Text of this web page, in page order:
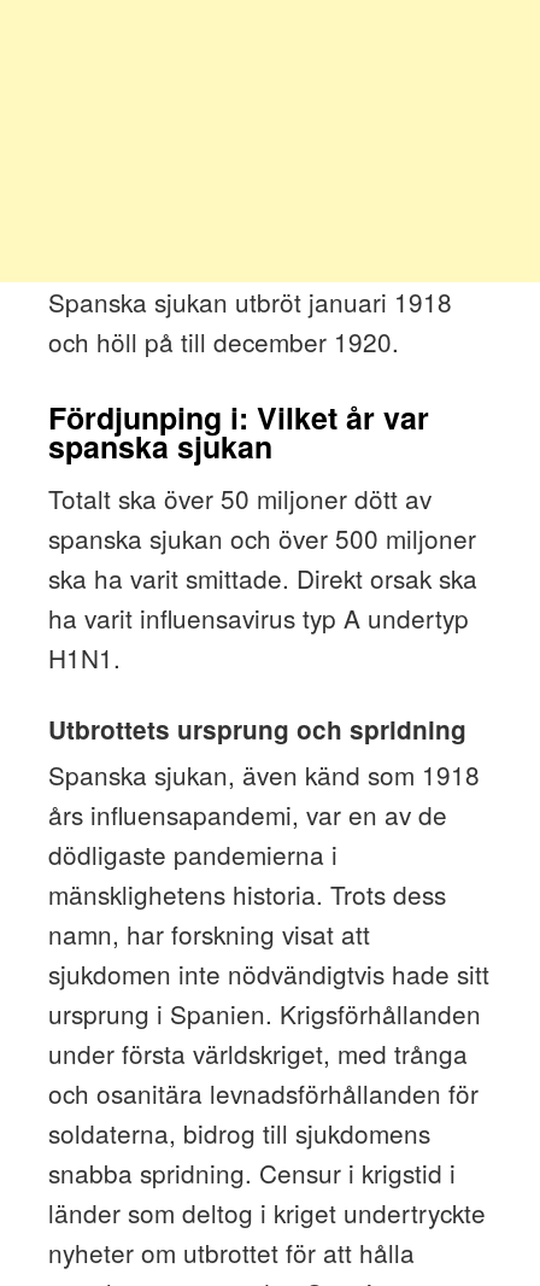
Spanska sjukan utbröt januari 1918
och höll på till december 1920.
Fördjunping i: Vilket år var
spanska sjukan
Totalt ska över 50 miljoner dött av
spanska sjukan och över 500 miljoner
ska ha varit smittade. Direkt orsak ska
ha varit influensavirus typ A undertyp
H1N1.
Utbrottets ursprung och spridning
Spanska sjukan, även känd som 1918
års influensapandemi, var en av de
dödligaste pandemierna i
mänsklighetens historia. Trots dess
namn, har forskning visat att
sjukdomen inte nödvändigtvis hade sitt
ursprung i Spanien. Krigsförhållanden
under första världskriget, med trånga
och osanitära levnadsförhållanden för
soldaterna, bidrog till sjukdomens
snabba spridning. Censur i krigstid i
länder som deltog i kriget undertryckte
nyheter om utbrottet för att hålla